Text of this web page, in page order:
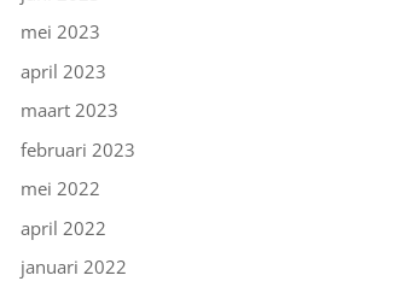
mei 2023
april 2023
maart 2023
februari 2023
mei 2022
april 2022
januari 2022